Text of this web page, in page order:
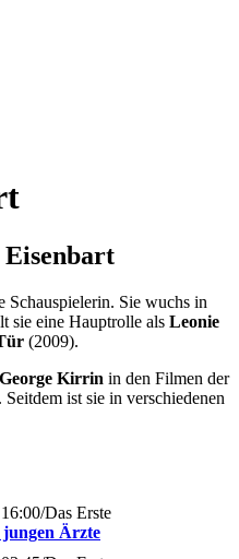
Schauspielerin. Sie wuchs in
sie eine Hauptrolle als Leonie
(2009).
George Kirrin in den Filmen der
ist sie in verschiedenen
/Das Erste
Ärzte